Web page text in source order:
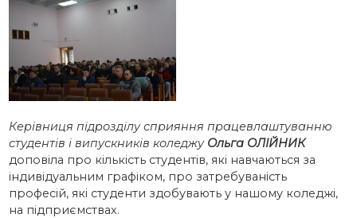
Керівниця підрозділу сприяння працевлаштуванню
студентів і випускників коледжу Ольга ОЛІЙНИК
доповіла про кількість студентів, які навчаються за
індивідуальним графіком, про затребуваність
професій, які студенти здобувають у нашому коледжі,
на підприємствах.